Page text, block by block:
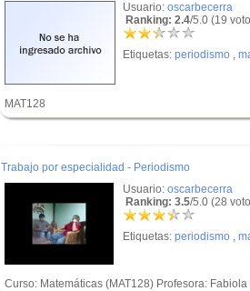
Usuario: oscarbecerra
Ranking: 2.4/5.0 (19
Etiquetas: periodismo ,
MAT128
Trabajo por especialidad - Periodismo
Usuario: oscarbecerra
Ranking: 3.5/5.0 (28
Etiquetas: periodismo ,
Curso: Matemáticas (MAT128) Profesora: